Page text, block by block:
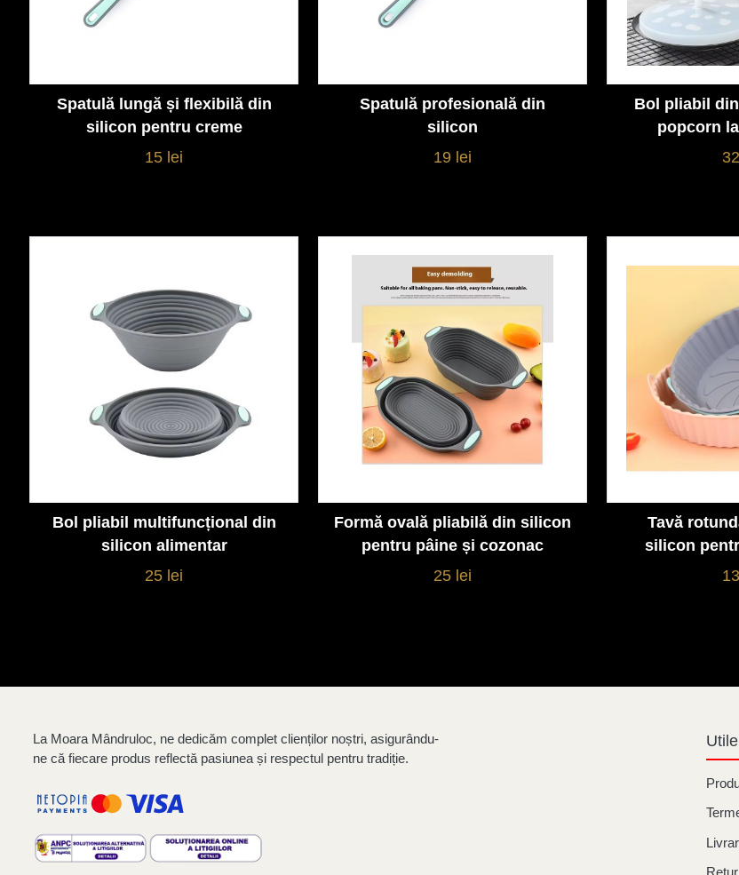
Vezi detalii
Spatulă lungă și flexibilă din
silicon pentru creme
15 lei
Vezi detalii
Spatulă profesională din
silicon
19 lei
Bol pliabil
popcorn
Vezi detalii
Bol pliabil multifuncțional din
silicon alimentar
25 lei
Vezi detalii
Formă ovală pliabilă din silicon
pentru pâine și cozonac
25 lei
Tavă
silicon
La Moara Mândruloc, ne dedicăm complet clienților noștri, asigurându-
ne că fiecare produs reflectă pasiunea și respectul pentru tradiție.
Utile
Retur